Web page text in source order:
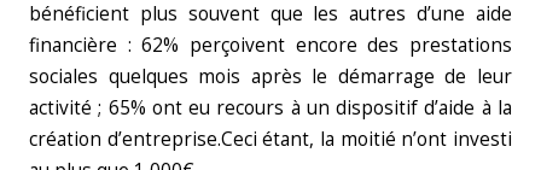
bénéficient plus souvent que les autres d’une aide
financière : 62% perçoivent encore des prestations
sociales quelques mois après le démarrage de leur
activité ; 65% ont eu recours à un dispositif d’aide à la
création d’entreprise.Ceci étant, la moitié n’ont investi